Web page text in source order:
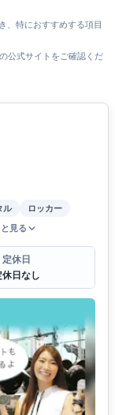
、特におすすめする項目
公式サイトをご確認くだ
ル
ロッカー
見る
定休日
休日なし